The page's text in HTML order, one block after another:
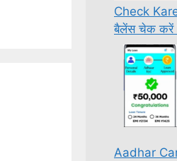
Check
बैलेंस चेक करें
Aadhar